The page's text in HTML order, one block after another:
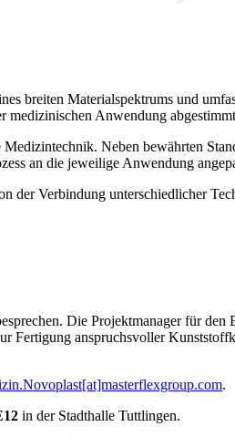
breiten Materialspektrums und
Anwendung
Neben bewährten
an die jeweilige Anwendung
Verbindung unterschiedlicher
Die Projektmanager für
Fertigung anspruchsvoller
.
in der Stadthalle Tuttlingen.